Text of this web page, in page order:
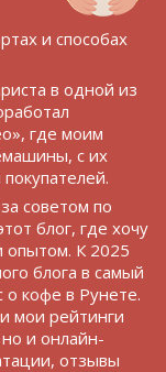
и способах
в одной из
где моим
с их
советом по
блог, где хочу
опытом. К 2025
блога в самый
о кофе в Рунете.
мои рейтинги
и онлайн-
отзывы